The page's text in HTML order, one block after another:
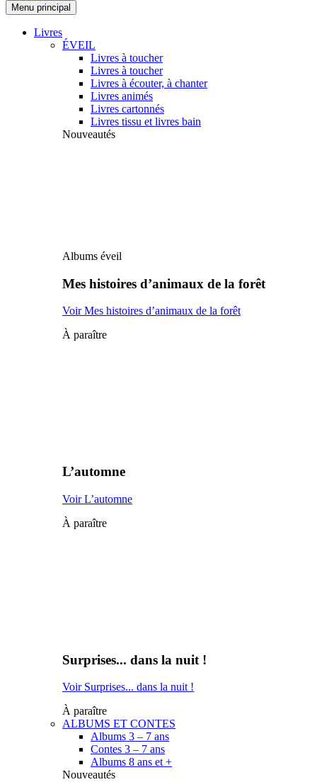
Menu principal
Livres
ÉVEIL
Livres à toucher
Livres à toucher
Livres à écouter, à chanter
Livres animés
Livres cartonnés
Livres tissu et livres bain
Nouveautés
Albums éveil
Mes histoires d’animaux de la forêt
Voir Mes histoires d’animaux de la forêt
À paraître
L’automne
Voir L’automne
À paraître
Surprises... dans la nuit !
Voir Surprises... dans la nuit !
À paraître
ALBUMS ET CONTES
Albums 3 – 7 ans
Contes 3 – 7 ans
Albums 8 ans et +
Nouveautés